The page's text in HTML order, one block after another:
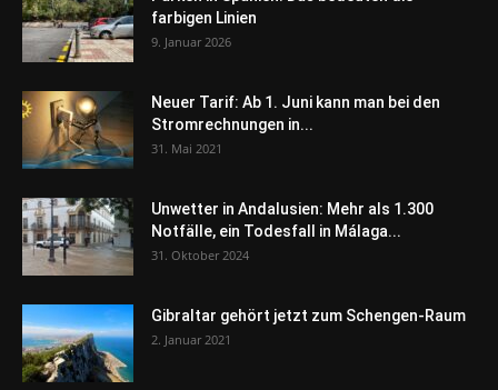
farbigen Linien
9. Januar 2026
Neuer Tarif: Ab 1. Juni kann man bei den
Stromrechnungen in...
31. Mai 2021
Unwetter in Andalusien: Mehr als 1.300
Notfälle, ein Todesfall in Málaga...
31. Oktober 2024
Gibraltar gehört jetzt zum Schengen-Raum
2. Januar 2021